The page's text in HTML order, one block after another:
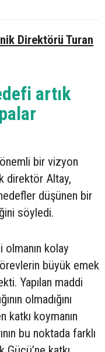
Direktörü Turan
artık
bir vizyon
direktör Altay,
düşünen bir
söyledi.
kolay
büyük emek
Yapılan maddi
olmadığını
katkı koymanın
bu noktada farklı